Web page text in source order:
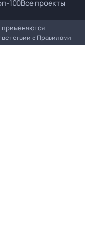
100Все проекты
применяются
с Правилами